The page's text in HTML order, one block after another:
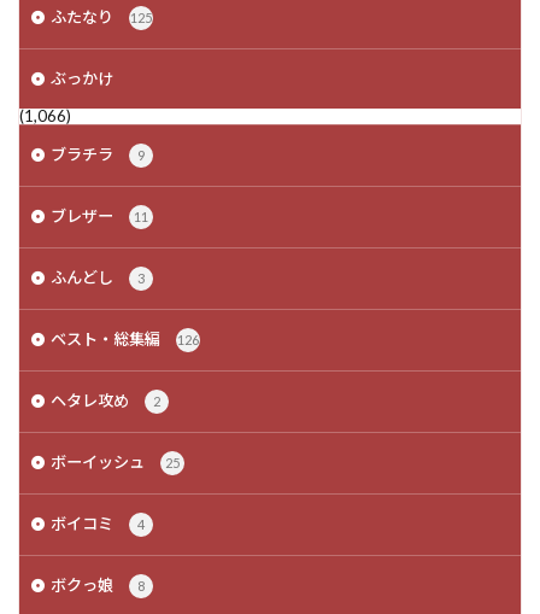
ふたなり 125
ぶっかけ
(1,066)
ブラチラ
9
ブレザー 11
ふんどし 3
ベスト・総集編 126
ヘタレ攻め 2
ボーイッシュ 25
ボイコミ 4
ボクっ娘 8